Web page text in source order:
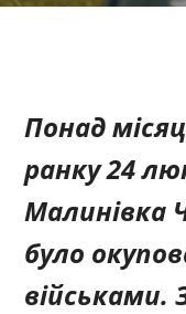
Понад
ранку 24
Малинівка
було
військами.